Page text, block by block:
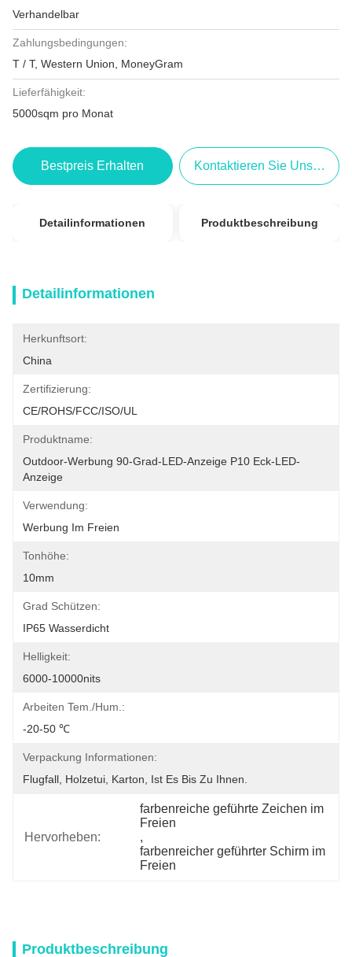
Verhandelbar
Zahlungsbedingungen:
T / T, Western Union, MoneyGram
Lieferfähigkeit:
5000sqm pro Monat
Bestpreis Erhalten Kontaktieren Sie Uns Jetzt
Detailinformationen Produktbeschreibung
Detailinformationen
Herkunftsort:
China
Zertifizierung:
CE/ROHS/FCC/ISO/UL
Produktname:
Outdoor-Werbung 90-Grad-LED-Anzeige P10 Eck-LED-
Anzeige
Verwendung:
Werbung Im Freien
Tonhöhe:
10mm
Grad Schützen:
IP65 Wasserdicht
Helligkeit:
6000-10000nits
Arbeiten Tem./hum.:
-20-50 ℃
Verpackung Informationen:
Flugfall, Holzetui, Karton, Ist Es Bis Zu Ihnen.
Hervorheben:
farbenreiche geführte Zeichen im
Freien
,
farbenreicher geführter Schirm im
Freien
Produktbeschreibung